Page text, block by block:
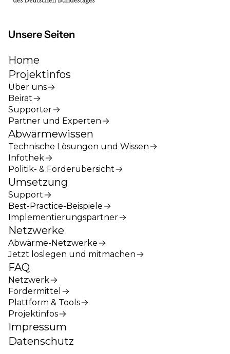
Unsere Seiten
Home
Projektinfos
Über uns
Beirat
Supporter
Partner und Experten
Abwärmewissen
Technische Lösungen und Wissen
Infothek
Politik- & Förderübersicht
Umsetzung
Support
Best-Practice-Beispiele
Implementierungspartner
Netzwerke
Abwärme-Netzwerke
Jetzt loslegen und mitmachen
FAQ
Netzwerk
Fördermittel
Plattform & Tools
Projektinfos
Impressum
Datenschutz